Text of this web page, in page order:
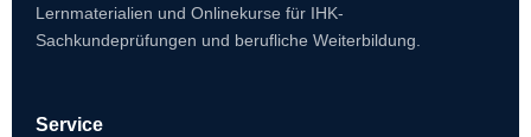
Lernmaterialien und Onlinekurse für IHK-
Sachkundeprüfungen und berufliche Weiterbildung.
Service